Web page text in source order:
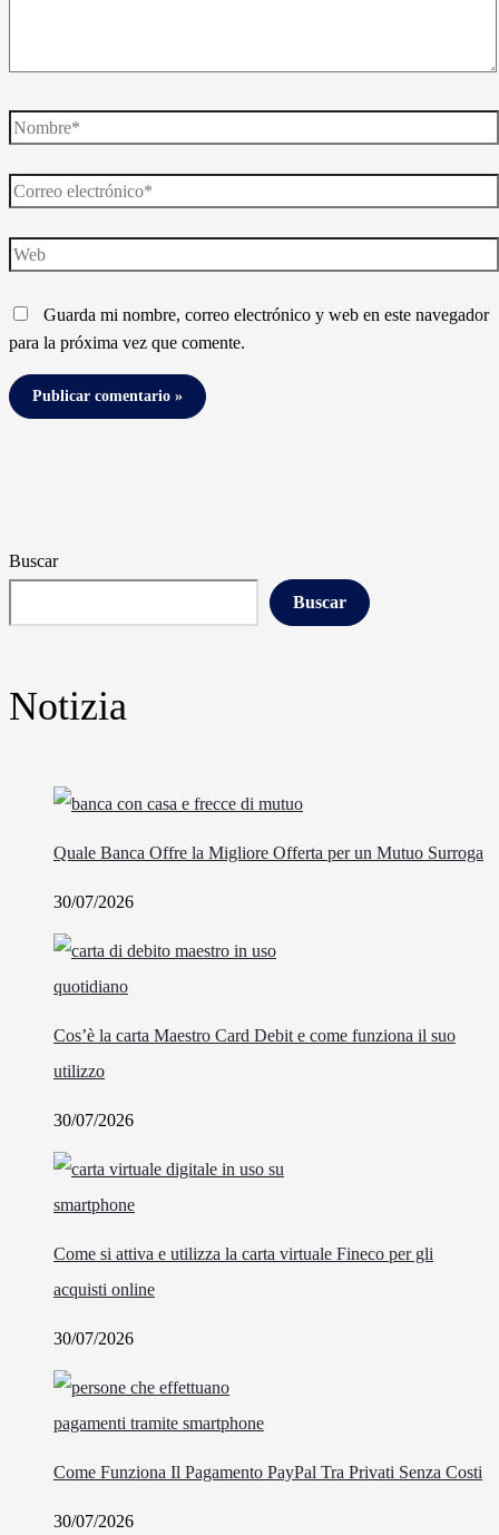
Nombre*
Correo
electrónico*
Web
Guarda mi nombre, correo electrónico y web en este navegador
para la próxima vez que comente.
Buscar
Buscar
Notizia
Quale Banca Offre la Migliore Offerta per un Mutuo Surroga
30/07/2026
Cos’è la carta Maestro Card Debit e come funziona il suo
utilizzo
30/07/2026
Come si attiva e utilizza la carta virtuale Fineco per gli
acquisti online
30/07/2026
Come Funziona Il Pagamento PayPal Tra Privati Senza Costi
30/07/2026